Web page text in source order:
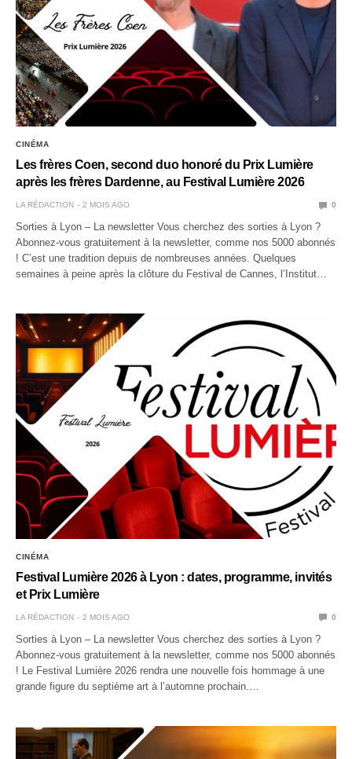
CINÉMA
Les frères Coen, second duo honoré du Prix Lumière
après les frères Dardenne, au Festival Lumière 2026
LA RÉDACTION 2 MOIS AGO 0
Sorties à Lyon – La newsletter Vous cherchez des sorties à Lyon ?
Abonnez-vous gratuitement à la newsletter, comme nos 5000 abonnés
! C’est une tradition depuis de nombreuses années. Quelques
semaines à peine après la clôture du Festival de Cannes, l’Institut…
CINÉMA
Festival Lumière 2026 à Lyon : dates, programme, invités
et Prix Lumière
LA RÉDACTION 2 MOIS AGO 0
Sorties à Lyon – La newsletter Vous cherchez des sorties à Lyon ?
Abonnez-vous gratuitement à la newsletter, comme nos 5000 abonnés
! Le Festival Lumière 2026 rendra une nouvelle fois hommage à une
grande figure du septième art à l’automne prochain.…